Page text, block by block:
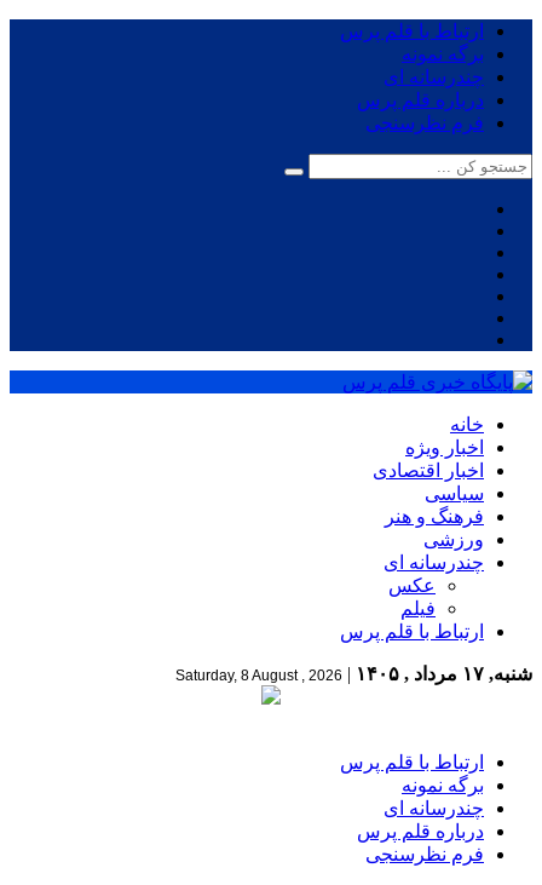
ارتباط با قلم پرس
برگه نمونه
چندرسانه ای
درباره قلم پرس
فرم نظرسنجی
خانه
اخبار ویژه
اخبار اقتصادی
سیاسی
فرهنگ و هنر
ورزشی
چندرسانه ای
عکس
فیلم
ارتباط با قلم پرس
شنبه, ۱۷ مرداد , ۱۴۰۵ |
Saturday, 8 August , 2026
ارتباط با قلم پرس
برگه نمونه
چندرسانه ای
درباره قلم پرس
فرم نظرسنجی